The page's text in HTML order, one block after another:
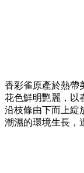
香彩雀原產於熱帶
花色鮮明艷麗，以
沿枝條由下而上綻
潮濕的環境生長，